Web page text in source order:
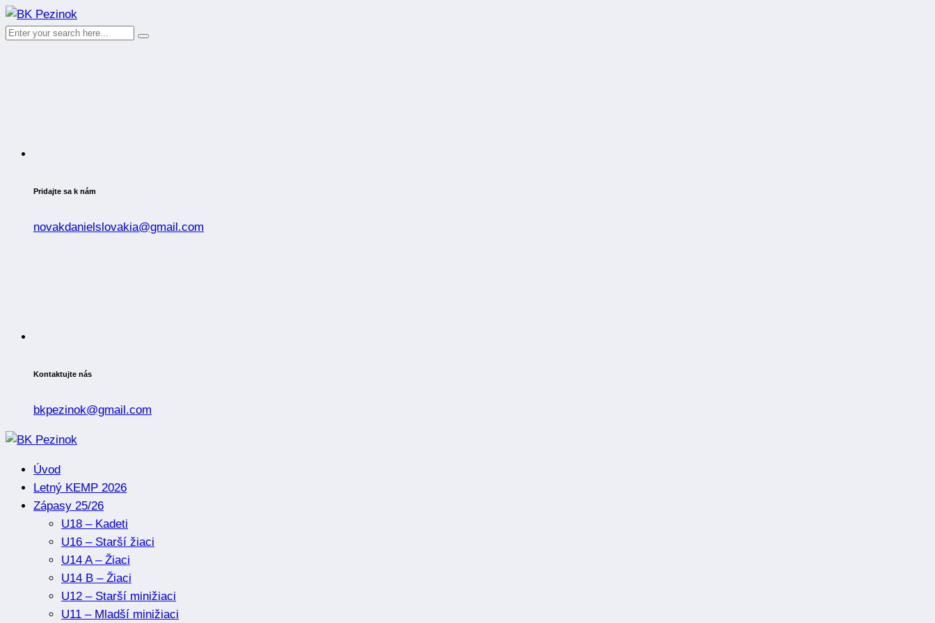
Pridajte sa k nám
novakdanielslovakia@gmail.com
Kontaktujte nás
bkpezinok@gmail.com
Úvod
Letný KEMP 2026
Zápasy 25/26
U18 – Kadeti
U16 – Starší žiaci
U14 A – Žiaci
U14 B – Žiaci
U12 – Starší minižiaci
U11 – Mladší minižiaci